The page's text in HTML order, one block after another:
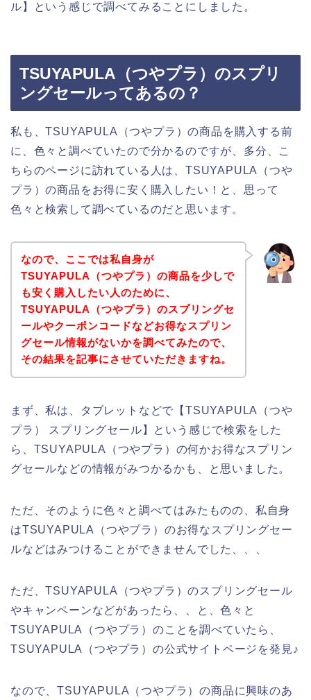
ル】という感じで調べてみることにしました。
TSUYAPULA（つやプラ）のスプリ
ングセールってあるの？
私も、TSUYAPULA（つやプラ）の商品を購入する前
に、色々と調べていたので分かるのですが、多分、こ
ちらのページに訪れている人は、TSUYAPULA（つや
プラ）の商品をお得に安く購入したい！と、思って
色々と検索して調べているのだと思います。
なので、ここでは私自身が
TSUYAPULA（つやプラ）の商品を少しで
も安く購入したい人のために、
TSUYAPULA（つやプラ）のスプリングセ
ールやクーポンコードなどお得なスプリン
グセール情報がないかを調べてみたので、
その結果を記事にさせていただきますね。
まず、私は、タブレットなどで【TSUYAPULA（つや
プラ） スプリングセール】という感じで検索をした
ら、TSUYAPULA（つやプラ）の何かお得なスプリン
グセールなどの情報がみつかるかも、と思いました。
ただ、そのように色々と調べてはみたものの、私自身
はTSUYAPULA（つやプラ）のお得なスプリングセー
ルなどはみつけることができませんでした、、、
ただ、TSUYAPULA（つやプラ）のスプリングセール
やキャンペーンなどがあったら、、と、色々と
TSUYAPULA（つやプラ）のことを調べていたら、
TSUYAPULA（つやプラ）の公式サイトページを発見♪
なので、TSUYAPULA（つやプラ）の商品に興味のあ